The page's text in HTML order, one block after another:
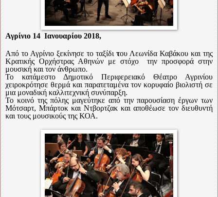
Αγρίνιο 14 Ιανουαρίου 2018,
Από το Αγρίνιο ξεκίνησε το ταξίδι του Λεωνίδα Καβάκου και της
Κρατικής Ορχήστρας Αθηνών με στόχο
την προσφορά στην
μουσική και τον άνθρωπο.
Το κατάμεστο Δημοτικό Περιφερειακό Θέατρο Αγρινίου
χειροκρότησε θερμά και παρατεταμένα τον κορυφαίο βιολιστή σε
μια μοναδική καλλιτεχνική συνύπαρξη.
Το κοινό της πόλης μαγεύτηκε από την παρουσίαση έργων των
Μότσαρτ, Μπάρτοκ και Ντβορτζακ και αποθέωσε τον διευθυντή
και τους μουσικούς της ΚΟΑ.